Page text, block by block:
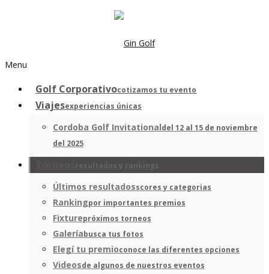
Menu
Golf Corporativocotizamos tu evento
Viajesexperiencias únicas
Cordoba Golf Invitationaldel 12 al 15 de noviembre
del 2025
resultados y rankings
Últimos resultadosscores y categorias
Rankingpor importantes premios
Fixturepróximos torneos
Galeríabusca tus fotos
Elegí tu premioconoce las diferentes opciones
Videosde algunos de nuestros eventos